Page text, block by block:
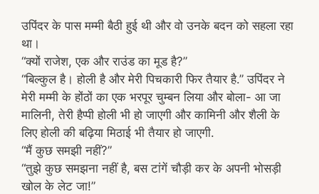
उपिंदर के पास मम्मी बैठी हुई थी और वो उनके बदन को सहला रहा
था।
“क्यों राजेश, एक और राउंड का मूड है?”
“बिल्कुल है। होली है और मेरी पिचकारी फिर तैयार है.” उपिंदर ने
मेरी मम्मी के होंठों का एक भरपूर चुम्बन लिया और बोला- आ जा
मालिनी, तेरी हैप्पी होली भी हो जाएगी और कामिनी और शैली के
लिए होली की बढ़िया मिठाई भी तैयार हो जाएगी.
“मैं कुछ समझी नहीं?”
“तुझे कुछ समझना नहीं है, बस टांगें चौड़ी कर के अपनी भोसड़ी
खोल के लेट जा!”